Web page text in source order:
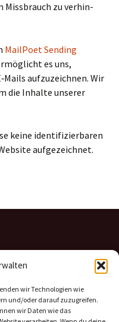
wir Technologien wie
und/oder darauf zuzugreifen.
wir Daten wie das
Missbrauch zu ver­hin­
MailPoet Sending
es uns,
auf­zu­zeich­nen. Wir
die Inhalte unse­rer
keine iden­ti­fi­zier­ba­ren
auf­ge­zeich­net.